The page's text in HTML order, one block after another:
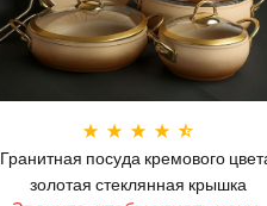
Гранитная посуда кремового
золотая стеклянная крышка